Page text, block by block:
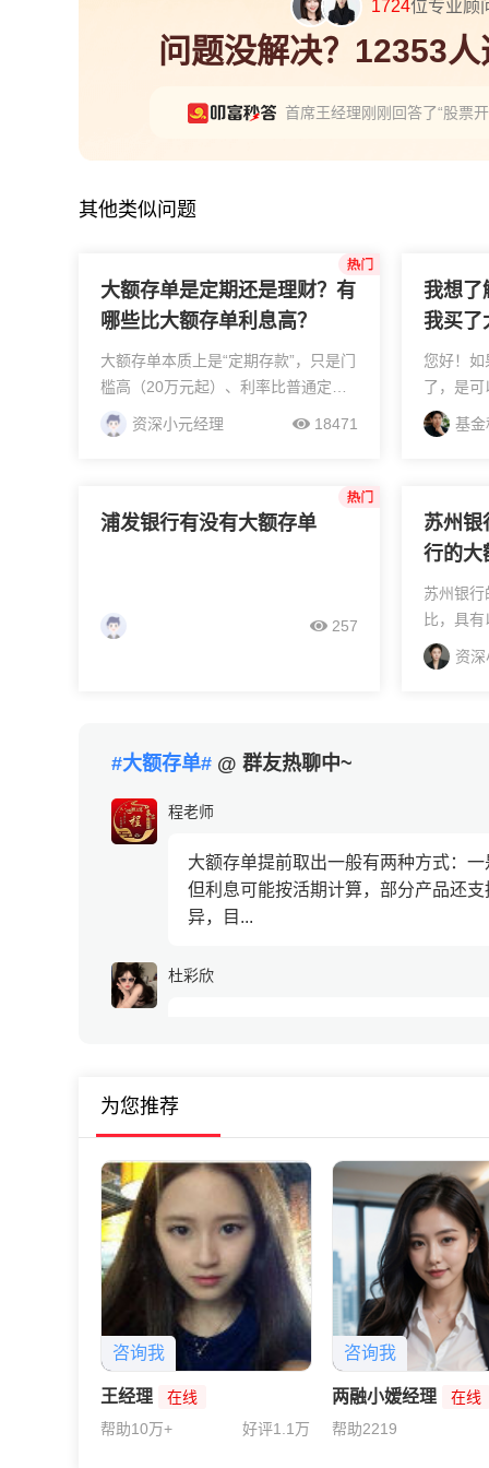
1724位专业顾
问题没解决？12353
首席王经理刚刚回答了“股票
其他类似问题
大额存单是定期还是理财？有
哪些比大额存单利息高？
大额存单本质上是“定期存款”，只是门
槛高（20万元起）、利率比普通定期
略高，受存款保险保护，保本保息，
可随时提前支取或转让，属于低风险
资深小元经理 18471
我想了
我买了
怎么取
额存单
一个最
您好！
了，是
行的支
几种常
基金
浦发银行有没有大额存单
257
苏州银
行的大
苏州银
比，具
势：苏
高。例
资
#大额存单# @ 群友热聊中~
程老师
大额存单提前取出一般有两种方式：
但利息可能按活期计算，部分产品还
异，目...
杜彩欣
收益超过某宝，你的要求也不算高么
为您推荐
咨询我
王经理
在线
帮助10万+
好评1.1万
咨询我
两融小嫒经理
在线
帮助2219